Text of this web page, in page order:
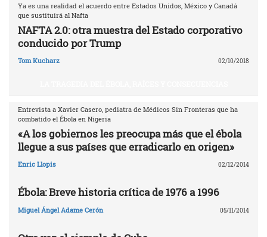
Ya es una realidad el acuerdo entre Estados Unidos, México y Canadá
que sustituirá al Nafta
NAFTA 2.0: otra muestra del Estado corporativo
conducido por Trump
Tom Kucharz 02/10/2018
Entrevista a Xavier Casero, pediatra de Médicos Sin Fronteras que ha
combatido el Ébola en Nigeria
«A los gobiernos les preocupa más que el ébola
llegue a sus países que erradicarlo en origen»
Enric Llopis 02/12/2014
Ébola: Breve historia crítica de 1976 a 1996
Miguel Ángel Adame Cerón 05/11/2014